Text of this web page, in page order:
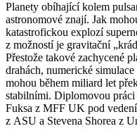
Planety obíhající kolem
astronomové znají. Jak
katastrofickou explozí
z možností je gravitační
Přestože takové zachycené
drahách, numerické
mohou během miliard let
stabilními. Diplomovou
Fuksa z MFF UK pod
z ASU a Stevena Shorea z